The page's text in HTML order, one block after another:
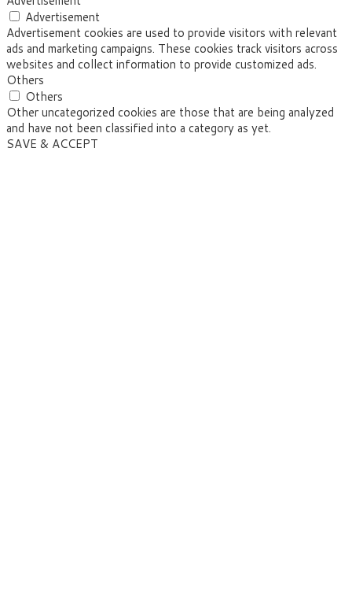
Advertisement
Advertisement cookies are used to provide visitors with relevant
ads and marketing campaigns. These cookies track visitors across
websites and collect information to provide customized ads.
Others
Others
Other uncategorized cookies are those that are being analyzed
and have not been classified into a category as yet.
SAVE & ACCEPT